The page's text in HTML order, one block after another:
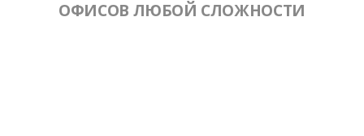
ОФИСОВ ЛЮБОЙ СЛОЖНОСТИ